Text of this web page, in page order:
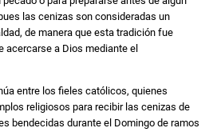
las cenizas son consideradas un
de manera que esta tradición fue
acercarse a Dios mediante el
entre los fieles católicos, quienes
religiosos para recibir las cenizas de
bendecidas durante el Domingo de ramos